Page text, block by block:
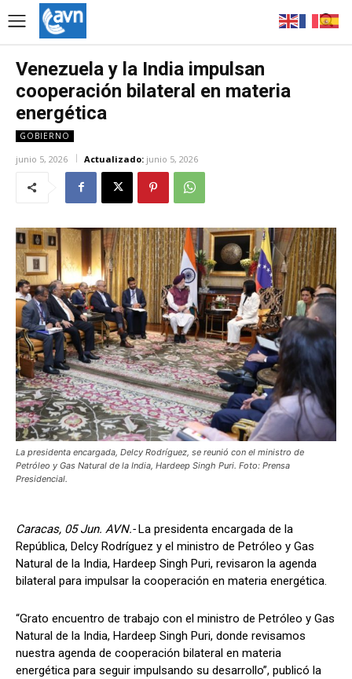
Venezuela y la India impulsan
cooperación bilateral en materia
energética
GOBIERNO
junio 5, 2026 Actualizado: junio 5, 2026
La presidenta encargada, Delcy Rodríguez, se reunió con el ministro de
Petróleo y Gas Natural de la India, Hardeep Singh Puri. Foto: Prensa
Presidencial.
Caracas, 05 Jun. AVN.-La presidenta encargada de la
República, Delcy Rodríguez y el ministro de Petróleo y Gas
Natural de la India, Hardeep Singh Puri, revisaron la agenda
bilateral para impulsar la cooperación en materia energética.
“Grato encuentro de trabajo con el ministro de Petróleo y Gas
Natural de la India, Hardeep Singh Puri, donde revisamos
nuestra agenda de cooperación bilateral en materia
energética para seguir impulsando su desarrollo”, publicó la